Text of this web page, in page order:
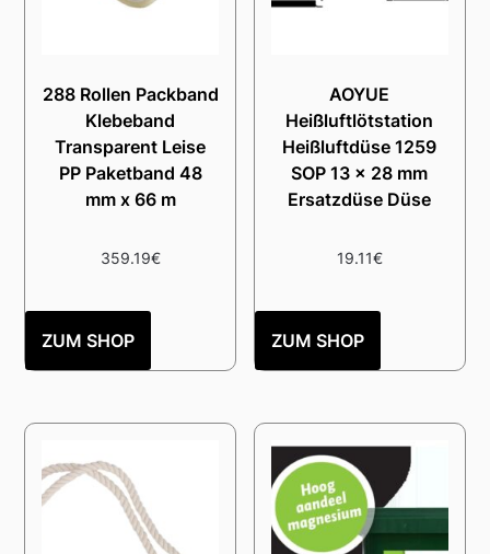
288 Rollen Packband
Klebeband
Transparent Leise
PP Paketband 48
mm x 66 m
359.19€
ZUM SHOP
AOYUE
Heißluftlötstation
Heißluftdüse 1259
SOP 13 x 28 mm
Ersatzdüse Düse
19.11€
ZUM SHOP